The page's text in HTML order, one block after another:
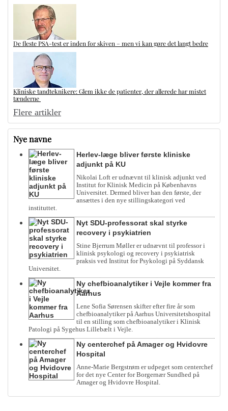
De fleste PSA-test er inden for skiven – men vi kan gøre det langt bedre
Kliniske tandteknikere: Glem ikke de patienter, der allerede har mistet
tænderne
Flere artikler
Nye navne
Herlev-læge bliver første kliniske
adjunkt på KU
Nikolai Loft er udnævnt til klinisk adjunkt ved
Institut for Klinisk Medicin på Københavns
Universitet. Dermed bliver han den første, der
ansættes i den nye stillingskategori ved
instituttet.
Nyt SDU-professorat skal styrke
recovery i psykiatrien
Stine Bjerrum Møller er udnævnt til professor i
klinisk psykologi og recovery i psykiatrisk
praksis ved Institut for Psykologi på Syddansk
Universitet.
Ny chefbioanalytiker i Vejle kommer fra
Aarhus
Lene Sofia Sørensen skifter efter fire år som
chefbioanalytiker på Aarhus Universitetshospital
til en stilling som chefbioanalytiker i Klinisk
Patologi på Sygehus Lillebælt i Vejle.
Ny centerchef på Amager og Hvidovre
Hospital
Anne-Marie Bergstrøm er udpeget som centerchef
for det nye Center for Borgernær Sundhed på
Amager og Hvidovre Hospital.